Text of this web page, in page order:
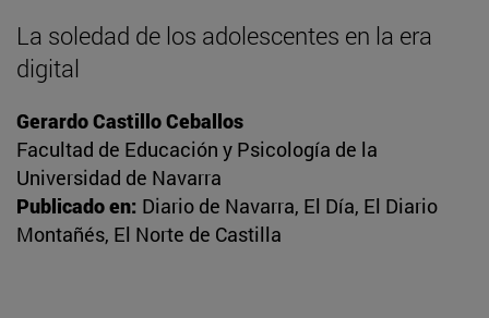
La soledad de los adolescentes en la era
digital
Gerardo Castillo Ceballos
Facultad de Educación y Psicología de la
Universidad de Navarra
Publicado en: Diario de Navarra, El Día, El Diario
Montañés, El Norte de Castilla